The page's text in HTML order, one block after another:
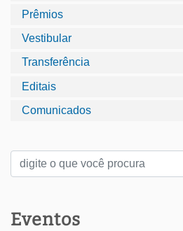
Prêmios
Vestibular
Transferência
Editais
Comunicados
Eventos